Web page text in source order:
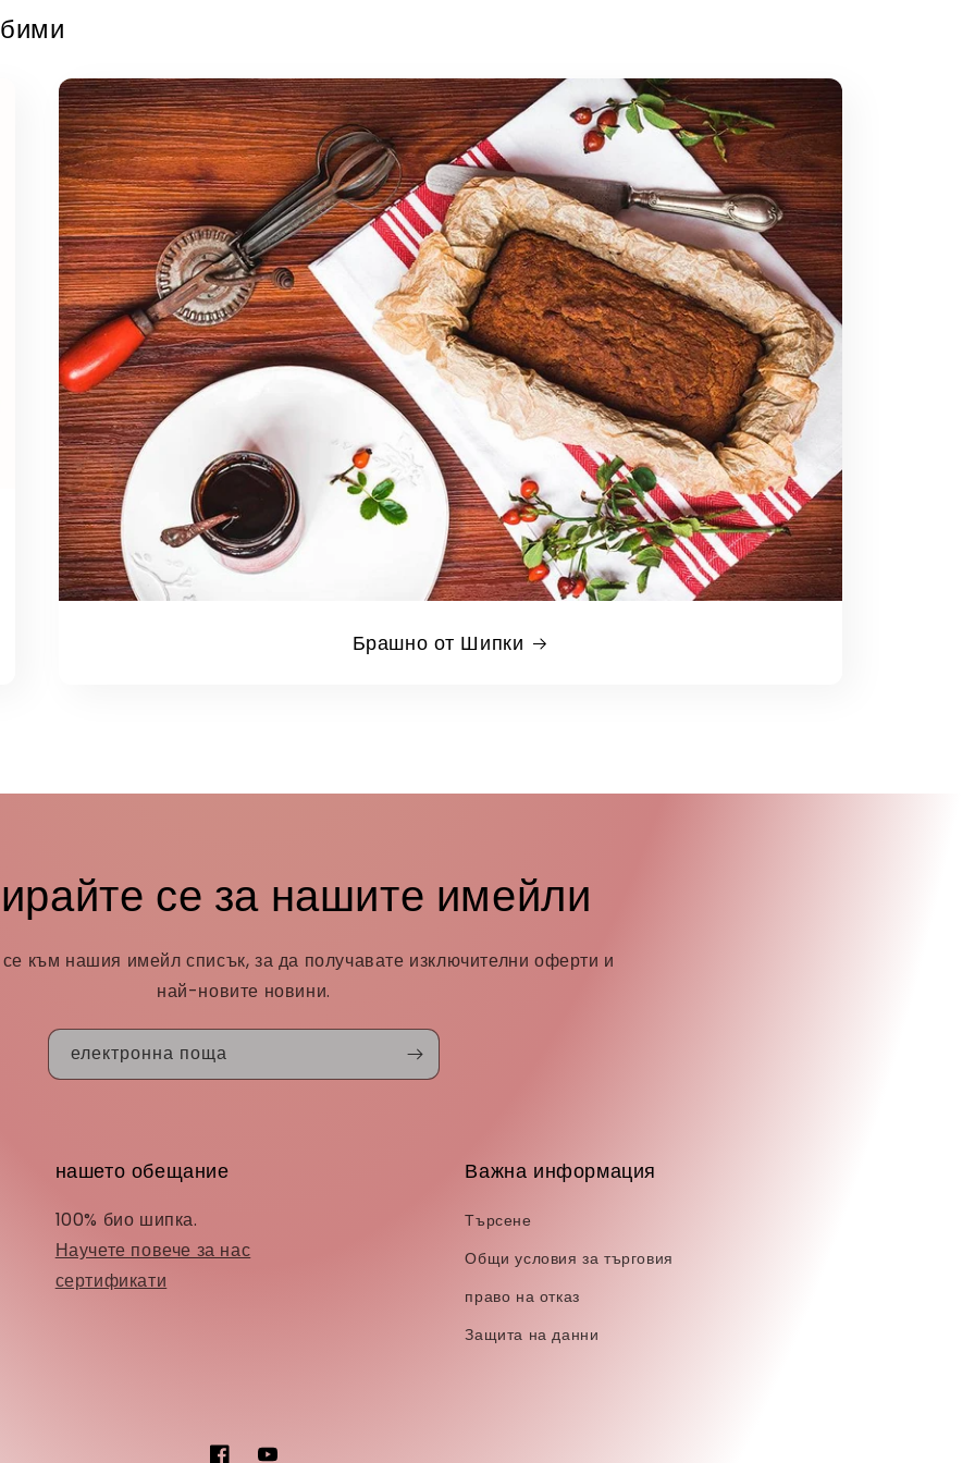
Брашно от Шипки
се за нашите имейли
към нашия имейл списък, за да получавате изключителни оферти и
най-новите новини.
електронна поща
нашето обещание
100% био шипка.
Научете повече за нас
сертификати
Важна информация
Търсене
Общи условия за търговия
право на отказ
Защита на данни